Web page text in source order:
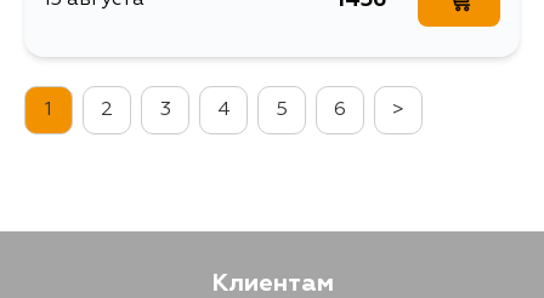
1 2 3 4 5 6 >
Клиентам